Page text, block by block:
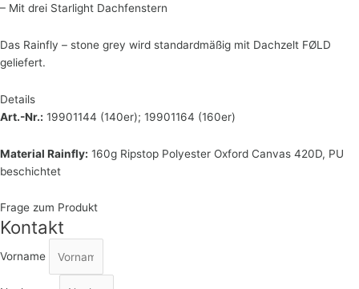
– Mit drei Starlight Dachfenstern
Das Rainfly – stone grey wird standardmäßig mit Dachzelt FØLD
geliefert.
Details
Art.-Nr.: 19901144 (140er); 19901164 (160er)
Material Rainfly: 160g Ripstop Polyester Oxford Canvas 420D, PU
beschichtet
Frage zum Produkt
Kontakt
Vorname